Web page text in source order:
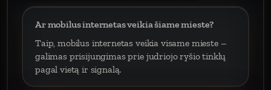
Ar mobilus internetas veikia šiame mieste?
Taip, mobilus internetas veikia visame mieste –
galimas prisijungimas prie judriojo ryšio tinklų
pagal vietą ir signalą.